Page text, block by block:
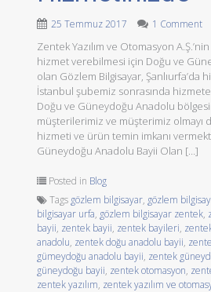
25 Temmuz 2017 1 Comment
Zentek Yazılım ve Otomasyon
hizmet verebilmesi için Doğu ve
olan Gözlem Bilgisayar, Şanlıurfa’da
İstanbul şubemiz sonrasında
Doğu ve Güneydoğu Anadolu
müşterilerimiz ve müşterimiz olmayı
hizmeti ve ürün temin imkanı
Güneydoğu Anadolu Bayii Olan […]
Posted in Blog
Tags gözlem bilgisayar, gözlem
bilgisayar urfa, gözlem bilgisayar zentek,
bayii, zentek bayii, zentek bayileri,
anadolu, zentek doğu anadolu bayii,
gümeydoğu anadolu bayii, zentek
güneydoğu bayii, zentek otomasyon,
zentek yazılım, zentek yazılım ve